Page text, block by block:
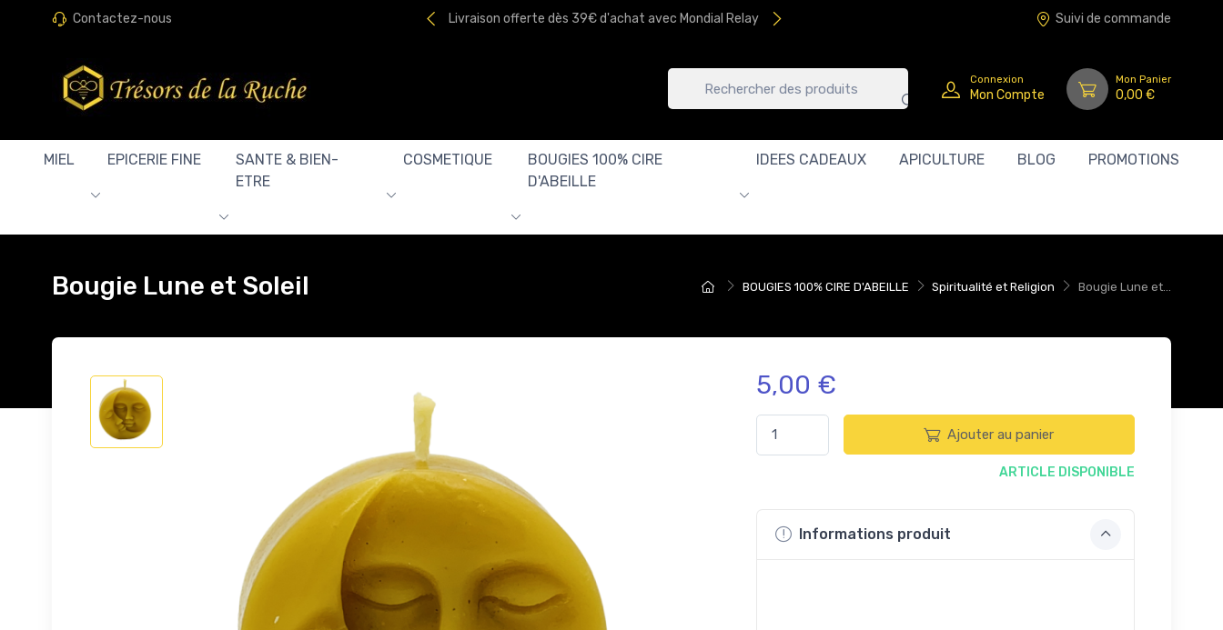
Contactez-nous Livraison offerte dès 39€ d'achat avec Mondial Relay Suivi de commande
Connexion
Mon Compte
Mon Panier
0,00 €
MIEL EPICERIE FINE
SANTE & BIEN-
ETRE
COSMETIQUE
BOUGIES 100% CIRE
D'ABEILLE
IDEES CADEAUX APICULTURE BLOG PROMOTIONS
BOUGIES 100% CIRE D'ABEILLE Spiritualité et Religion Bougie Lune et...
Bougie Lune et Soleil
5,00 €
Ajouter au panier
ARTICLE DISPONIBLE
Informations produit